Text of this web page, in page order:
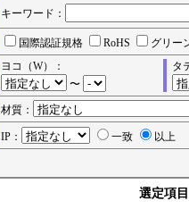
キーワード：
国際認証規格 RoHS グリー
ヨコ（W）：
〜
タ
材質：
IP： 一致 以上
選定項